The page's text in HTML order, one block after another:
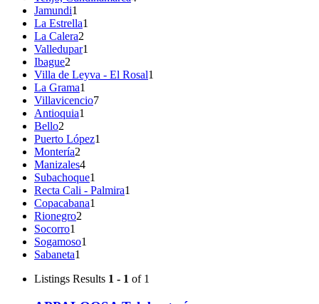
Jamundi1
La Estrella1
La Calera2
Valledupar1
Ibague2
Villa de Leyva - El Rosal1
La Grama1
Villavicencio7
Antioquia1
Bello2
Puerto López1
Montería2
Manizales4
Subachoque1
Recta Cali - Palmira1
Copacabana1
Rionegro2
Socorro1
Sogamoso1
Sabaneta1
Listings Results 1 - 1 of 1